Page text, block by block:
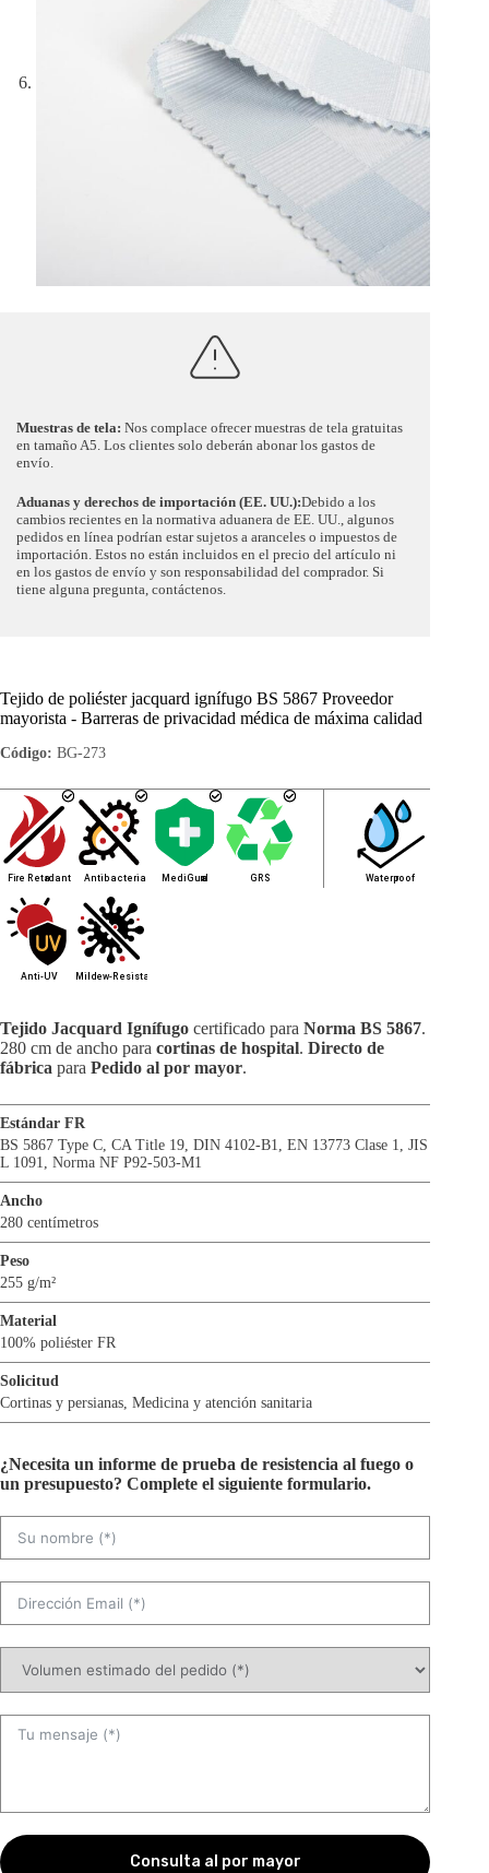
Muestras de tela: Nos complace ofrecer muestras de tela gratuitas
en tamaño A5. Los clientes solo deberán abonar los gastos de
envío.
Aduanas y derechos de importación (EE. UU.):Debido a los
cambios recientes en la normativa aduanera de EE. UU., algunos
pedidos en línea podrían estar sujetos a aranceles o impuestos de
importación. Estos no están incluidos en el precio del artículo ni
en los gastos de envío y son responsabilidad del comprador. Si
tiene alguna pregunta, contáctenos.
Tejido de poliéster jacquard ignífugo BS 5867 Proveedor
mayorista - Barreras de privacidad médica de máxima calidad
Código: BG-273
Tejido Jacquard Ignífugo certificado para Norma BS 5867.
280 cm de ancho para cortinas de hospital. Directo de
fábrica para Pedido al por mayor.
Estándar FR
BS 5867 Type C, CA Title 19, DIN 4102-B1, EN 13773 Clase 1, JIS
L 1091, Norma NF P92-503-M1
Ancho
280 centímetros
Peso
255 g/m²
Material
100% poliéster FR
Solicitud
Cortinas y persianas, Medicina y atención sanitaria
¿Necesita un informe de prueba de resistencia al fuego o
un presupuesto? Complete el siguiente formulario.
Consulta al por mayor